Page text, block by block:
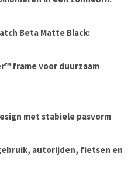
Beta Matte Black:
frame voor duurzaam
met stabiele pasvorm
autorijden, fietsen en